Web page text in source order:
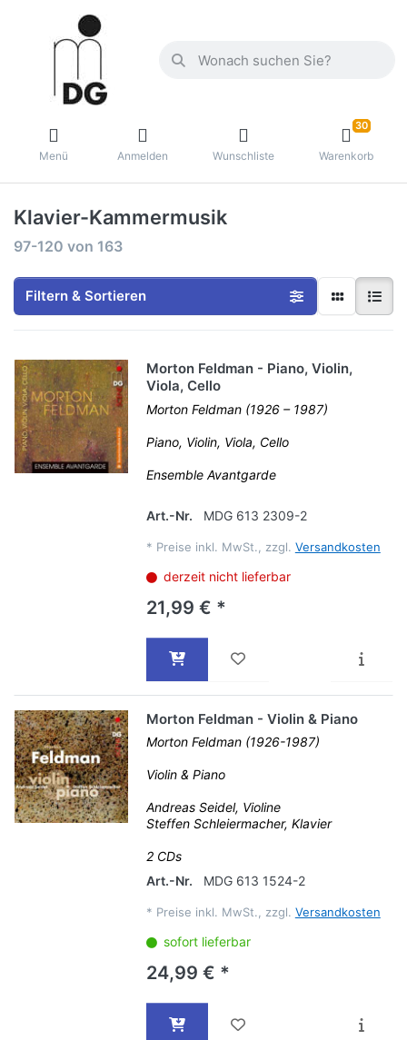
Menü Anmelden Wunschliste
30
Warenkorb
Klavier-Kammermusik
97-120 von 163
Filtern & Sortieren
Morton Feldman - Piano, Violin,
Viola, Cello
Morton Feldman (1926 – 1987)
Piano, Violin, Viola, Cello
Ensemble Avantgarde
Art.-Nr. MDG 613 2309-2
* Preise inkl. MwSt., zzgl. Versandkosten
derzeit nicht lieferbar
21,99 € *
Morton Feldman - Violin & Piano
Morton Feldman (1926-1987)
Violin & Piano
Andreas Seidel, Violine
Steffen Schleiermacher, Klavier
2 CDs
Art.-Nr.
MDG 613 1524-2
* Preise inkl. MwSt., zzgl. Versandkosten
sofort lieferbar
24,99 € *